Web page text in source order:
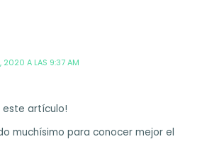
2020 A LAS 9:37 AM
este artículo!
muchísimo para conocer mejor el